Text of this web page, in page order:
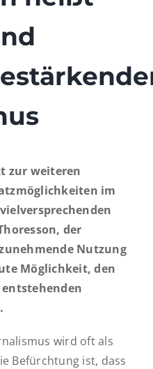
zur weiteren
im
der
Nutzung
Möglichkeit, den
wird oft als
Befürchtung ist, dass